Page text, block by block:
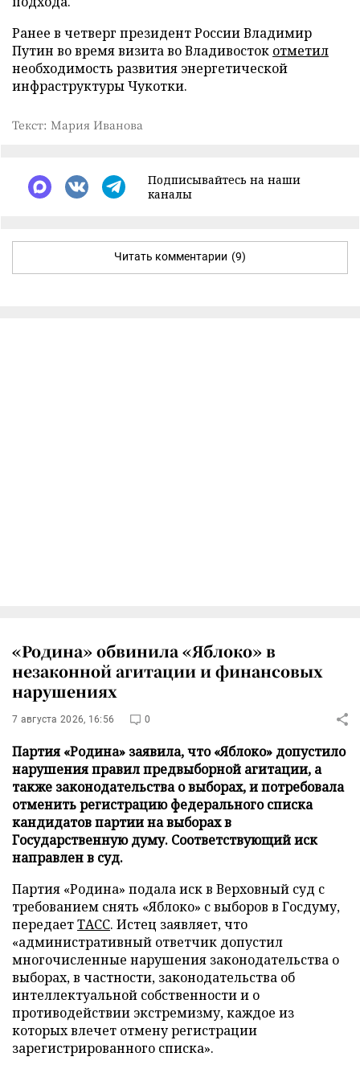
Ранее в четверг президент России Владимир
Путин во время визита во Владивосток отметил
необходимость развития энергетической
инфраструктуры Чукотки.
Текст: Мария Иванова
Подписывайтесь на наши
каналы
Читать комментарии (9)
«Родина» обвинила «Яблоко» в
незаконной агитации и финансовых
нарушениях
7 августа 2026, 16:56 0
Партия «Родина» заявила, что «Яблоко» допустило
нарушения правил предвыборной агитации, а
также законодательства о выборах, и потребовала
отменить регистрацию федерального списка
кандидатов партии на выборах в
Государственную думу. Соответствующий иск
направлен в суд.
Партия «Родина» подала иск в Верховный суд с
требованием снять «Яблоко» с выборов в Госдуму,
передаетТАСС. Истец заявляет, что
«административный ответчик допустил
многочисленные нарушения законодательства о
выборах, в частности, законодательства об
интеллектуальной собственности и о
противодействии экстремизму, каждое из
которых влечет отмену регистрации
зарегистрированного списка».